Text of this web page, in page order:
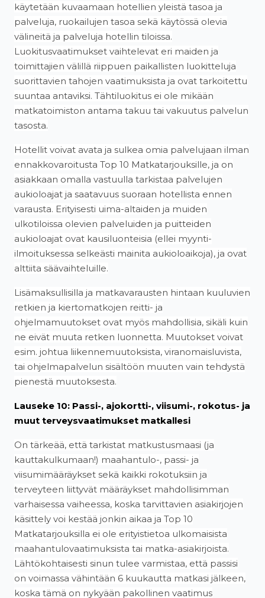
käytetään kuvaamaan hotellien yleistä tasoa ja
palveluja, ruokailujen tasoa sekä käytössä olevia
välineitä ja palveluja hotellin tiloissa.
Luokitusvaatimukset vaihtelevat eri maiden ja
toimittajien välillä riippuen paikallisten luokitteluja
suorittavien tahojen vaatimuksista ja ovat tarkoitettu
suuntaa antaviksi. Tähtiluokitus ei ole mikään
matkatoimiston antama takuu tai vakuutus palvelun
tasosta.
Hotellit voivat avata ja sulkea omia palvelujaan ilman
ennakkovaroitusta Top 10 Matkatarjouksille, ja on
asiakkaan omalla vastuulla tarkistaa palvelujen
aukioloajat ja saatavuus suoraan hotellista ennen
varausta. Erityisesti uima-altaiden ja muiden
ulkotiloissa olevien palveluiden ja puitteiden
aukioloajat ovat kausiluonteisia (ellei myynti-
ilmoituksessa selkeästi mainita aukioloaikoja), ja ovat
alttiita säävaihteluille.
Lisämaksullisilla ja matkavarausten hintaan kuuluvien
retkien ja kiertomatkojen reitti- ja
ohjelmamuutokset ovat myös mahdollisia, sikäli kuin
ne eivät muuta retken luonnetta. Muutokset voivat
esim. johtua liikennemuutoksista, viranomaisluvista,
tai ohjelmapalvelun sisältöön muuten vain tehdystä
pienestä muutoksesta.
Lauseke 10: Passi-, ajokortti-, viisumi-, rokotus- ja
muut terveysvaatimukset matkallesi
On tärkeää, että tarkistat matkustusmaasi (ja
kauttakulkumaan!) maahantulo-, passi- ja
viisumimääräykset sekä kaikki rokotuksiin ja
terveyteen liittyvät määräykset mahdollisimman
varhaisessa vaiheessa, koska tarvittavien asiakirjojen
käsittely voi kestää jonkin aikaa ja Top 10
Matkatarjouksilla ei ole erityistietoa ulkomaisista
maahantulovaatimuksista tai matka-asiakirjoista.
Lähtökohtaisesti sinun tulee varmistaa, että passisi
on voimassa vähintään 6 kuukautta matkasi jälkeen,
koska tämä on nykyään pakollinen vaatimus